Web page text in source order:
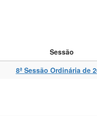
Sessão
8ª Sessão Ordinária de